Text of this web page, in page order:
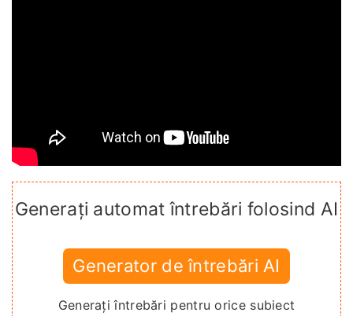
Generați automat întrebări folosind AI
Generator de întrebări AI
Generați întrebări pentru orice subiect